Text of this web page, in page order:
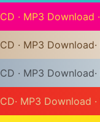
CD · MP3 Download ·
CD · MP3 Download·
CD · MP3 Download·
CD· MP3 Download ·